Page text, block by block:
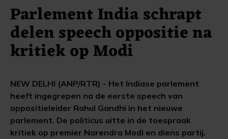
Parlement India schrapt
delen speech oppositie na
kritiek op Modi
NEW DELHI (ANP/RTR) - Het Indiase parlement
heeft ingegrepen na de eerste speech van
oppositieleider Rahul Gandhi in het nieuwe
parlement. De politicus uitte in de toespraak
kritiek op premier Narendra Modi en diens partij.